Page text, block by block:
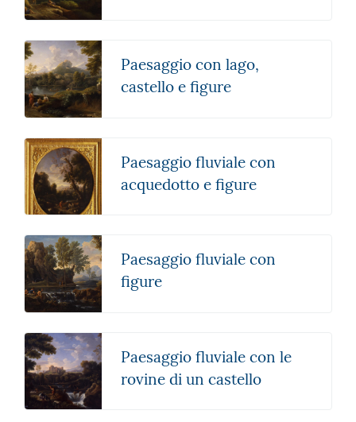
Paesaggio con lago,
castello e figure
Paesaggio fluviale con
acquedotto e figure
Paesaggio fluviale con
figure
Paesaggio fluviale con le
rovine di un castello